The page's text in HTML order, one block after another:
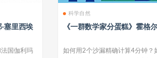
塞里西埃
国伽利玛
科学自然
《一群数学家分蛋糕》霍格
如何用2个沙漏精确计算4分钟？